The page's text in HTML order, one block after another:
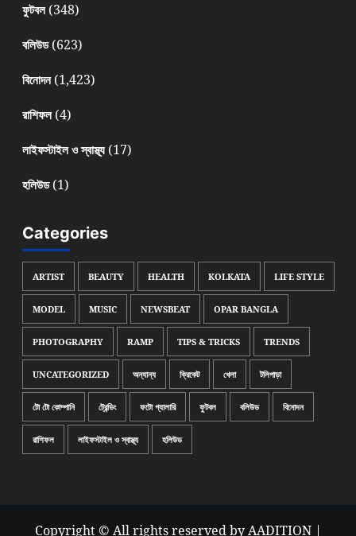
ফুটবল(348)
বলিউড(623)
বিনোদন(1,423)
রাশিফল(4)
লাইফস্টাইল ও স্বাস্থ্য(17)
হলিউড(1)
Categories
ARTIST BEAUTY HEALTH KOLKATA LIFE STYLE
MODEL MUSIC NEWSBEAT OPAR BANGLA
PHOTOGRAPHY RAMP TIPS & TRICKS TRENDS
UNCATEGORIZED অন্যান্য ক্রিকেট খেলা টলিপাড়া
টো টো কোম্পানি ট্রেন্ডিং ফটো গ্যালারি ফুটবল বলিউড বিনোদন
রাশিফল লাইফস্টাইল ও স্বাস্থ্য হলিউড
Copyright © All rights reserved by AADITION |